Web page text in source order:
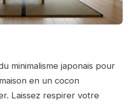
minimalisme japonais pour
en un cocon
Laissez respirer votre